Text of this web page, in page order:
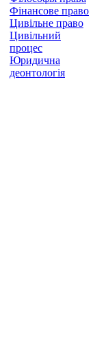
Фінансове право
Цивільне право
Цивільний
процес
Юридична
деонтологія